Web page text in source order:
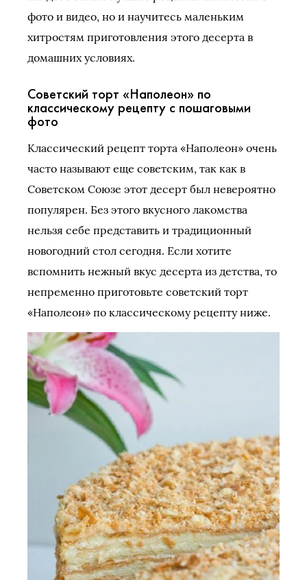
фото и видео, но и научитесь маленьким
хитростям приготовления этого десерта в
домашних условиях.
Советский торт «Наполеон» по
классическому рецепту с пошаговыми
фото
Классический рецепт торта «Наполеон» очень
часто называют еще советским, так как в
Советском Союзе этот десерт был невероятно
популярен. Без этого вкусного лакомства
нельзя себе представить и традиционный
новогодний стол сегодня. Если хотите
вспомнить нежный вкус десерта из детства, то
непременно приготовьте советский торт
«Наполеон» по классическому рецепту ниже.